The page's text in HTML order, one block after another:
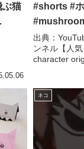
ぶ猫
#shorts #
へやんぽっ
気キャラ
出典：
ンネル【人
character
ネコ